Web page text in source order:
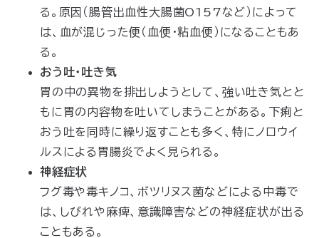
る。原因（腸管出血性大腸菌O157など）によって
は、血が混じった便（血便・粘血便）になることもあ
る。
おう吐・吐き気
胃の中の異物を排出しようとして、強い吐き気とと
もに胃の内容物を吐いてしまうことがある。下痢と
おう吐を同時に繰り返すことも多く、特にノロウイ
ルスによる胃腸炎でよく見られる。
神経症状
フグ毒や毒キノコ、ボツリヌス菌などによる中毒で
は、しびれや麻痺、意識障害などの神経症状が出る
こともある。